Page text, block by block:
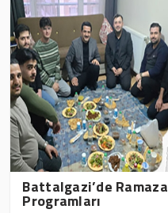
Battalgazi’de
Programları